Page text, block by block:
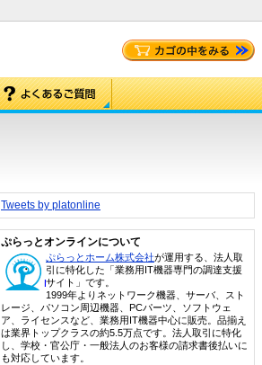
Tweets by platonline
ぷらっとオンラインについて
ぷらっとホーム株式会社が運用する、法人取
引に特化した「業務用IT機器専門の調達支援
サイト」です。
1999年よりネットワーク機器、サーバ、スト
レージ、パソコン周辺機器、PCパーツ、ソフトウェ
ア、ライセンスなど、業務用IT機器中心に販売。品揃え
は業界トップクラスの約5.5万点です。法人取引に特化
し、学校・官公庁・一般法人のお客様の請求書後払いに
も対応しています。